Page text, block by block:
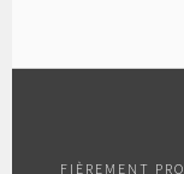
FIÈREMENT